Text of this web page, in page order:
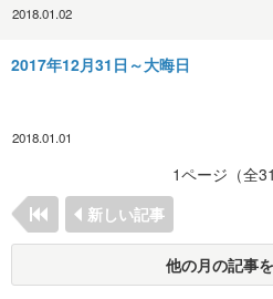
2018.01.02
2017年12月31日～大晦日
2018.01.01
1ページ（全
新しい記事
他の月の記事